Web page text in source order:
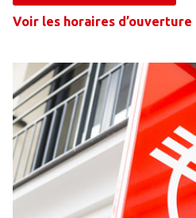
Voir les horaires d’ouverture